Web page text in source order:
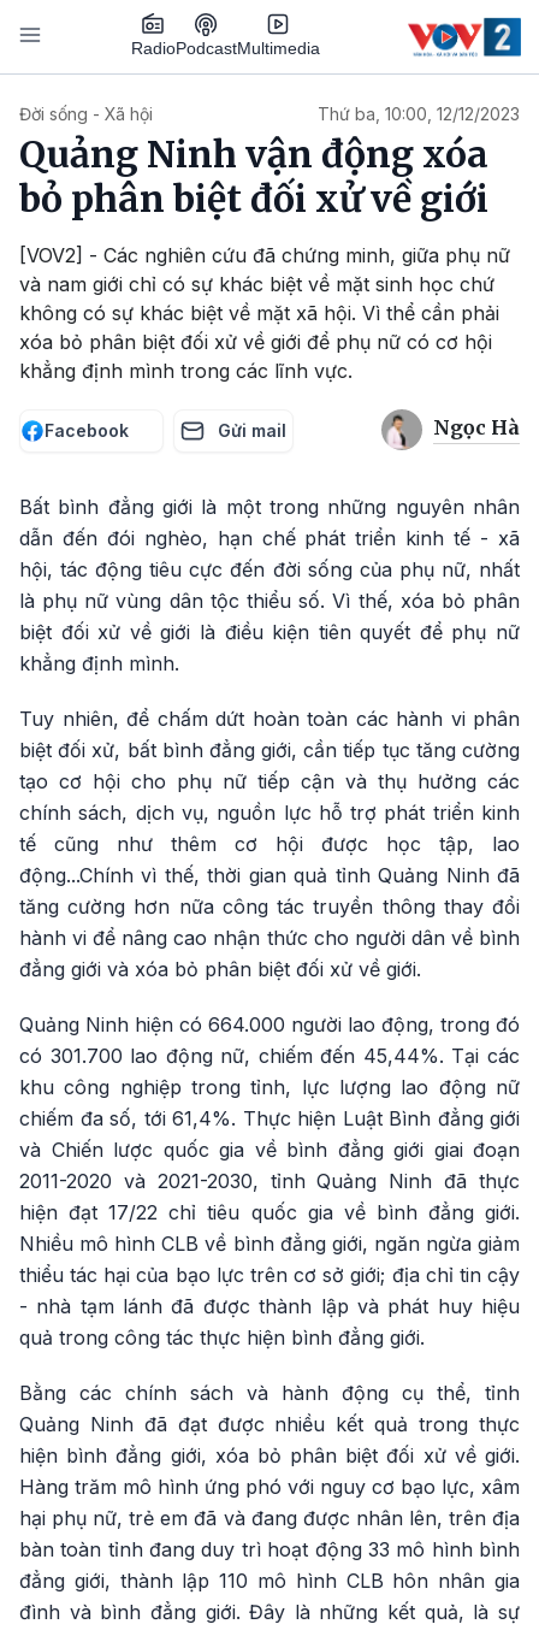
Nhảy đến nội dung
RadioPodcastMultimedia
Đời sống - Xã hội Thứ ba, 10:00, 12/12/2023
Quảng Ninh vận động xóa
bỏ phân biệt đối xử về giới
[VOV2] - Các nghiên cứu đã chứng minh, giữa phụ nữ
và nam giới chỉ có sự khác biệt về mặt sinh học chứ
không có sự khác biệt về mặt xã hội. Vì thể cần phải
xóa bỏ phân biệt đối xử về giới để phụ nữ có cơ hội
khẳng định mình trong các lĩnh vực.
Facebook Gửi mail Ngọc Hà
Bất bình đẳng giới là một trong những nguyên nhân
dẫn đến đói nghèo, hạn chế phát triển kinh tế - xã
hội, tác động tiêu cực đến đời sống của phụ nữ, nhất
là phụ nữ vùng dân tộc thiểu số. Vì thế, xóa bỏ phân
biệt đối xử về giới là điều kiện tiên quyết để phụ nữ
khẳng định mình.
Tuy nhiên, để chấm dứt hoàn toàn các hành vi phân
biệt đối xử, bất bình đẳng giới, cần tiếp tục tăng cường
tạo cơ hội cho phụ nữ tiếp cận và thụ hưởng các
chính sách, dịch vụ, nguồn lực hỗ trợ phát triển kinh
tế cũng như thêm cơ hội được học tập, lao
động...Chính vì thế, thời gian quả tỉnh Quảng Ninh đã
tăng cường hơn nữa công tác truyền thông thay đổi
hành vi để nâng cao nhận thức cho người dân về bình
đẳng giới và xóa bỏ phân biệt đối xử về giới.
Quảng Ninh hiện có 664.000 người lao động, trong đó
có 301.700 lao động nữ, chiếm đến 45,44%. Tại các
khu công nghiệp trong tỉnh, lực lượng lao động nữ
chiếm đa số, tới 61,4%. Thực hiện Luật Bình đẳng giới
và Chiến lược quốc gia về bình đẳng giới giai đoạn
2011-2020 và 2021-2030, tỉnh Quảng Ninh đã thực
hiện đạt 17/22 chỉ tiêu quốc gia về bình đẳng giới.
Nhiều mô hình CLB về bình đẳng giới, ngăn ngừa giảm
thiểu tác hại của bạo lực trên cơ sở giới; địa chỉ tin cậy
- nhà tạm lánh đã được thành lập và phát huy hiệu
quả trong công tác thực hiện bình đẳng giới.
Bằng các chính sách và hành động cụ thể, tỉnh
Quảng Ninh đã đạt được nhiều kết quả trong thực
hiện bình đẳng giới, xóa bỏ phân biệt đối xử về giới.
Hàng trăm mô hình ứng phó với nguy cơ bạo lực, xâm
hại phụ nữ, trẻ em đã và đang được nhân lên, trên địa
bàn toàn tỉnh đang duy trì hoạt động 33 mô hình bình
đẳng giới, thành lập 110 mô hình CLB hôn nhân gia
đình và bình đẳng giới. Đây là những kết quả, là sự